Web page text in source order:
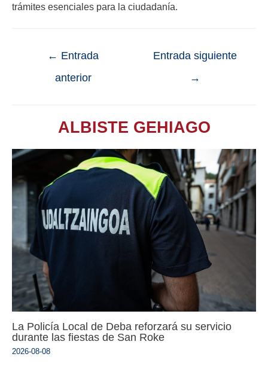
trámites esenciales para la ciudadanía.
← Entrada
anterior
Entrada siguiente
→
ALBISTE GEHIAGO
La Policía Local de Deba reforzará su servicio
durante las fiestas de San Roke
2026-08-08